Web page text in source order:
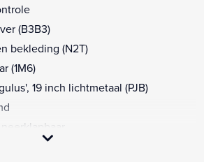
(B3B3)
bekleding (N2T)
(1M6)
19 inch lichtmetaal (PJB)